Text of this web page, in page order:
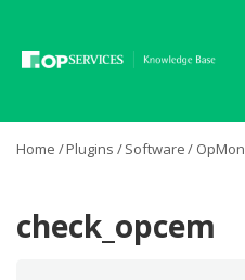
Home /Plugins /Software/ OpMon
check_opcem